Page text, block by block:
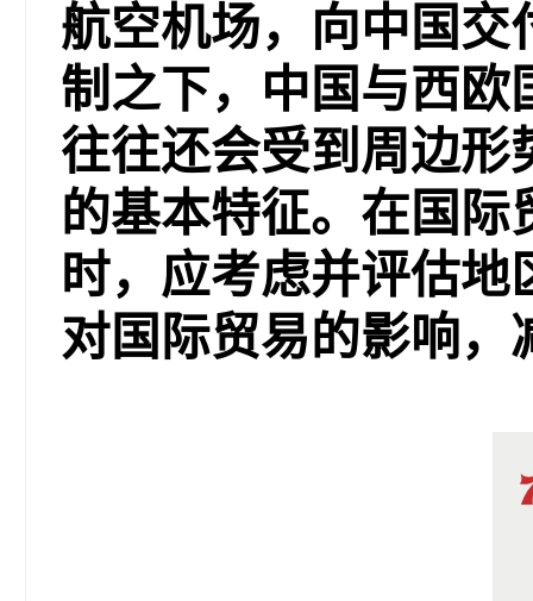
航空机场，向中国交
制之下，中国与西欧
往往还会受到周边形
的基本特征。在国
时，应考虑并评估
对国际贸易的影响